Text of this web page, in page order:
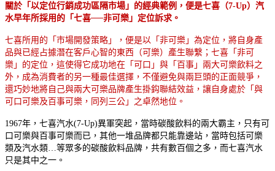
關於「以定位行銷成功區隔市場」的經典範例，便是七喜（7-Up）汽
水早年所採用的「七喜──非可樂」定位訴求。
七喜所用的「市場開發策略」，便是以「非可樂」為定位，將自身產
品與已經占據潛在客戶心智的東西（可樂）產生聯繫；七喜「非可
樂」的定位，這使得它成功地在「可口」與「百事」兩大可樂飲料之
外，成為消費者的另一種最佳選擇，不僅避免與兩巨頭的正面競爭，
還巧妙地將自己與兩大可樂品牌產生掛鈎聯結效益，讓自身處於「與
可口可樂及百事可樂，同列三公」之卓然地位。
1967年，七喜汽水(7-Up)異軍突起，當時碳酸飲料的兩大霸主，只有可
口可樂與百事可樂而已，其他一堆品牌都只能靠邊站，當時包括可樂
類及汽水類…等眾多的碳酸飲料品牌，共有數百個之多，而七喜汽水
只是其中之一。